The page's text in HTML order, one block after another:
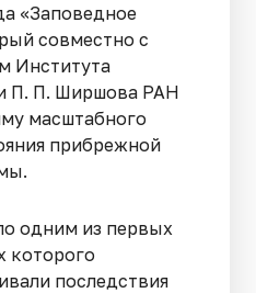
«Заповедное
совместно с
Института
П. П. Ширшова РАН
масштабного
прибрежной
одним из первых
которого
последствия